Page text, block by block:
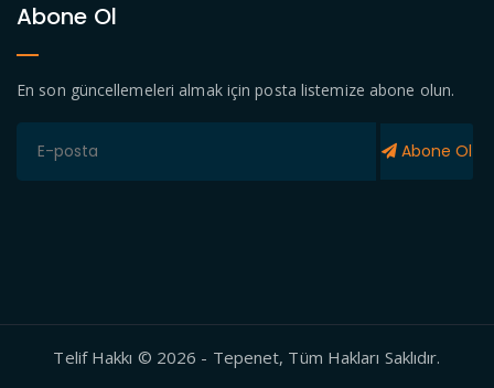
Abone Ol
En son güncellemeleri almak için posta listemize abone olun.
Abone Ol
Telif Hakkı © 2026 - Tepenet, Tüm Hakları Saklıdır.